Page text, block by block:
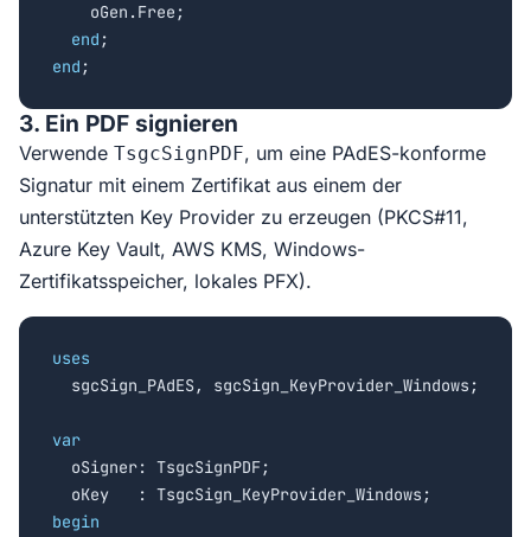
    oGen.Free;
end
end ;
3. Ein PDF signieren
Verwende TsgcSignPDF, um eine PAdES-konforme
Signatur mit einem Zertifikat aus einem der
unterstützten Key Provider zu erzeugen (PKCS#11,
Azure Key Vault, AWS KMS, Windows-
Zertifikatsspeicher, lokales PFX).
uses
sgcSign_PAdES, sgcSign_KeyProvider_Windows;
var
oSigner: TsgcSignPDF;
begin